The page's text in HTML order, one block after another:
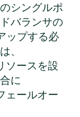
シングルポ
バランサの
ップする必
、
ソースを設
に
ェールオー